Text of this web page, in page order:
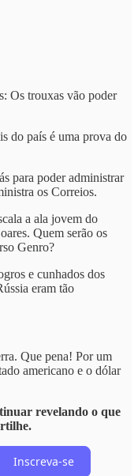
Os trouxas vão poder
do país é uma prova do
para poder administrar
os Correios.
a ala jovem do
Quem serão os
Genro?
e cunhados dos
eram tão
Que pena! Por um
americano e o dólar
revelando o que
Inscreva-se